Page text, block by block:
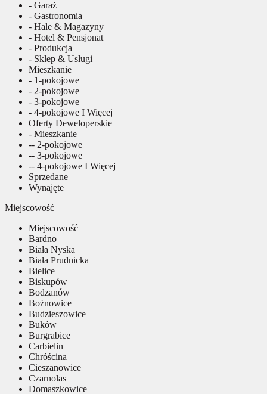
- Garaż
- Gastronomia
- Hale & Magazyny
- Hotel & Pensjonat
- Produkcja
- Sklep & Usługi
Mieszkanie
- 1-pokojowe
- 2-pokojowe
- 3-pokojowe
- 4-pokojowe I Więcej
Oferty Deweloperskie
- Mieszkanie
-- 2-pokojowe
-- 3-pokojowe
-- 4-pokojowe I Więcej
Sprzedane
Wynajęte
Miejscowość
Miejscowość
Bardno
Biała Nyska
Biała Prudnicka
Bielice
Biskupów
Bodzanów
Bożnowice
Budzieszowice
Buków
Burgrabice
Carbielin
Chróścina
Cieszanowice
Czarnolas
Domaszkowice